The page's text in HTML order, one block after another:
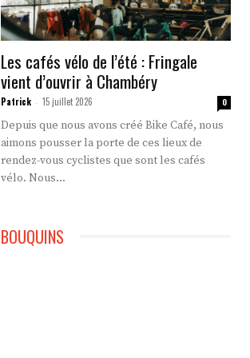
Les cafés vélo de l’été : Fringale
vient d’ouvrir à Chambéry
Patrick - 15 juillet 2026 0
Depuis que nous avons créé Bike Café, nous
aimons pousser la porte de ces lieux de
rendez-vous cyclistes que sont les cafés
vélo. Nous...
BOUQUINS